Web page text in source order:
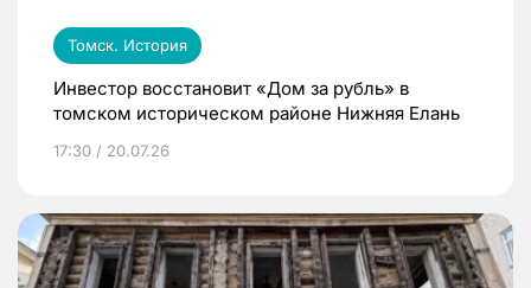
Томск. История
Инвестор восстановит «Дом за рубль» в
томском историческом районе Нижняя Елань
17:30 / 20.07.26